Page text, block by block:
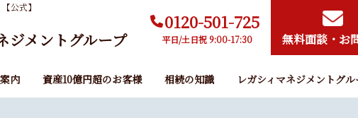
公式】
ジメントグループ
0120-501-725
平日/土日祝 9:00-17:30 無料面談・お
内 資産10億円超のお客様 相続の知識 レガシィマネジメントグ